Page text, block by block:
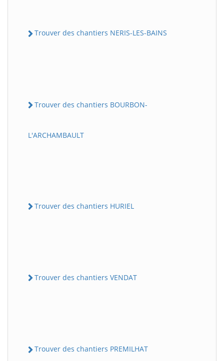
Trouver des chantiers NERIS-LES-BAINS
Trouver des chantiers BOURBON-
L'ARCHAMBAULT
Trouver des chantiers HURIEL
Trouver des chantiers VENDAT
Trouver des chantiers PREMILHAT